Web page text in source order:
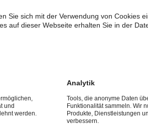
die Schule besuchen können, wenn
Mehr als 100 Wissenschaftlerinnen
ausdrücklich.
ersetzt keinen Erlass.
vom Betretungsverbot aus
folgen oder Kinder schützen wollen.
geändert werden muss. Wir
Sie sich mit der Verwendung von Cookies
auf dieser Webseite erhalten Sie in der
und
werden.
Analytik
Tools, die anonyme Daten
Funktionalität sammeln. Wir
Produkte, Dienstleistungen
verbessern.